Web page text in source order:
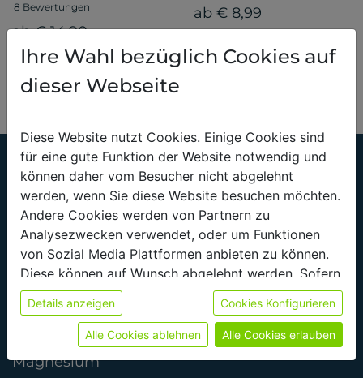
8 Bewertungen
ab € 14,90
ab € 8,99
PRODUKTE
Proteine
Pflanzliche Proteine
ISO FIT & Elektrolyte
Magnesium
Ihre Wahl bezüglich Cookies auf
dieser Webseite
Diese Website nutzt Cookies. Einige Cookies sind
für eine gute Funktion der Website notwendig und
können daher vom Besucher nicht abgelehnt
werden, wenn Sie diese Website besuchen möchten.
Andere Cookies werden von Partnern zu
Analysezwecken verwendet, oder um Funktionen
von Sozial Media Plattformen anbieten zu können.
Diese können auf Wunsch abgelehnt werden. Sofern
sie unsere Webseite weiter nutzen, geben Sie
Einwilligung zu unseren Cookies.
Weitere Informationen finden sie in unserer
Datenschutzerklärungbzw. im Impressum
Details anzeigen Cookies Konfigurieren
Alle Cookies ablehnen Alle Cookies erlauben